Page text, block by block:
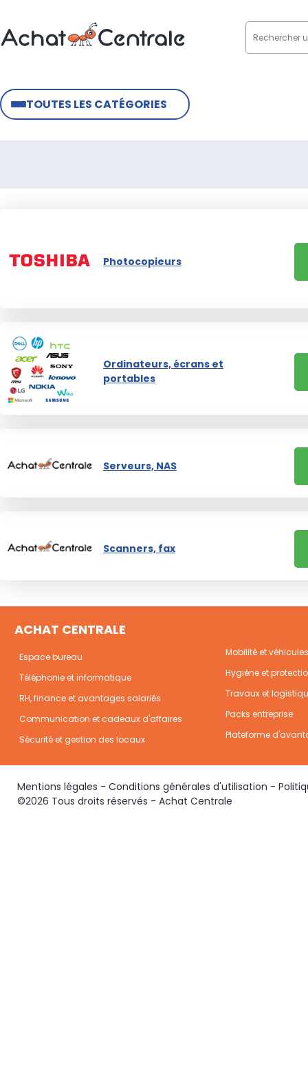
TOUTES LES CATÉGORIES
Photocopieurs
Ordinateurs, écrans et
portables
Serveurs, NAS
Scanners, fax
ACHAT CENTRALE
Espace bureau
Téléphonie et informatique
RH, finance et avantages salariés
Communication et cadeaux d'affaires
Sécurité et gestion des locaux
Mobilité et véhicules
Hygiène et
Travaux et
Packs entreprise
Plateforme
Mentions légales - Conditions générales d'utilisation -
©2026 Tous droits réservés - Achat Centrale